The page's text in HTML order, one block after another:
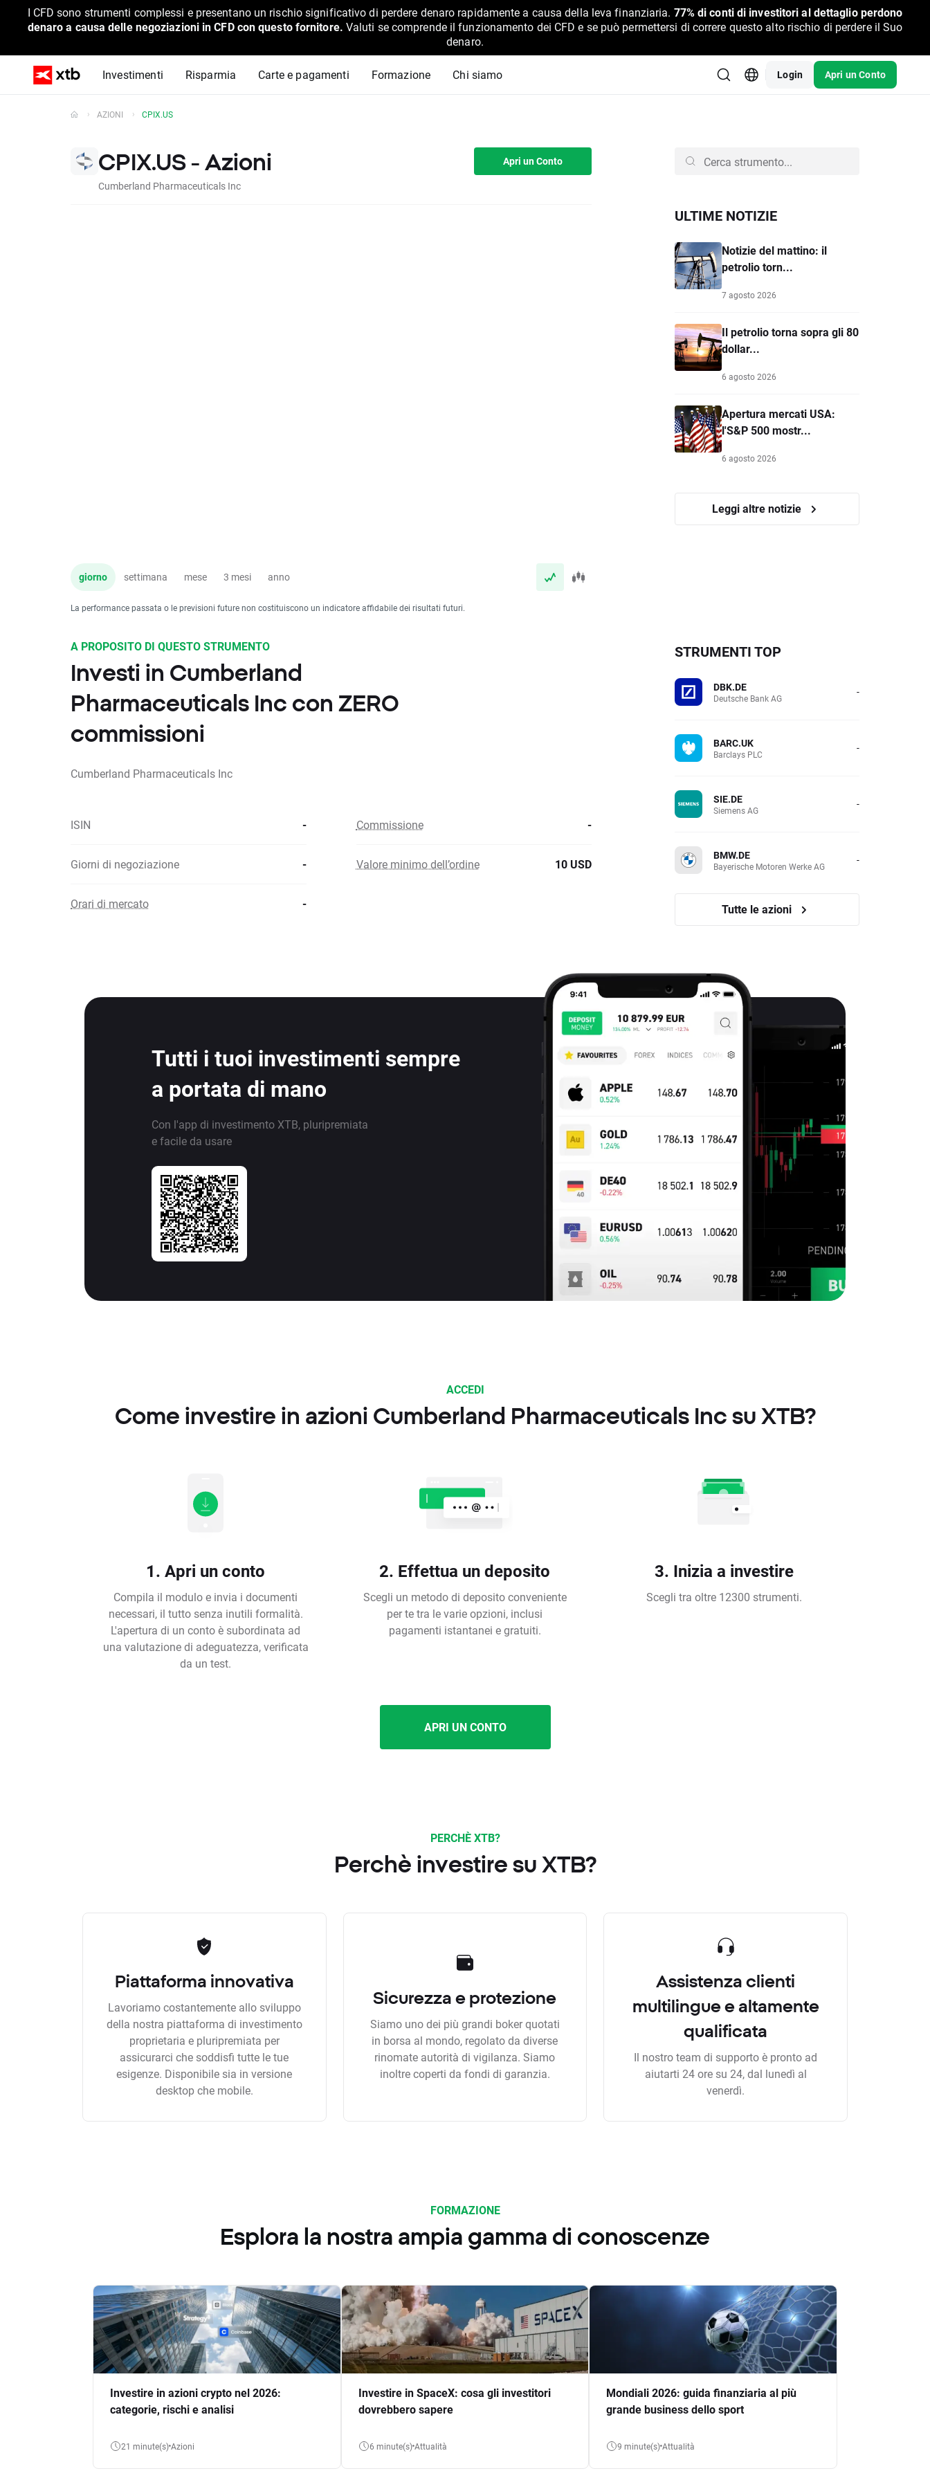
I CFD sono strumenti complessi e presentano un rischio significativo di perdere denaro rapidamente a causa della leva finanziaria. 77% di conti di investitori al dettaglio perdono
denaro a causa delle negoziazioni in CFD con questo fornitore. Valuti se comprende il funzionamento dei CFD e se può permettersi di correre questo alto rischio di perdere il Suo
denaro.
Investimenti Risparmia Carte e pagamenti Formazione Chi siamo Login Apri un Conto
AZIONI CPIX.US
CPIX.US - Azioni
Cumberland Pharmaceuticals Inc
Apri un Conto
giorno settimana mese 3 mesi anno
La performance passata o le previsioni future non costituiscono un indicatore affidabile dei risultati futuri.
ULTIME NOTIZIE
Notizie del mattino: il
petrolio torn...
7 agosto 2026
Il petrolio torna sopra gli 80
dollar...
6 agosto 2026
Apertura mercati USA:
l'S&P 500 mostr...
6 agosto 2026
Leggi altre notizie
A PROPOSITO DI QUESTO STRUMENTO
Investi in Cumberland
Pharmaceuticals Inc con ZERO
commissioni
Cumberland Pharmaceuticals Inc
ISIN - Commissione -
Giorni di negoziazione - Valore minimo dell’ordine 10 USD
Orari di mercato -
STRUMENTI TOP
DBK.DE
Deutsche Bank AG -
BARC.UK
Barclays PLC -
SIE.DE
Siemens AG -
BMW.DE
Bayerische Motoren Werke AG -
Tutte le azioni
Tutti i tuoi investimenti sempre
a portata di mano
Con l'app di investimento XTB, pluripremiata
e facile da usare
ACCEDI
Come investire in azioni Cumberland Pharmaceuticals Inc su XTB?
1. Apri un conto
Compila il modulo e invia i documenti
necessari, il tutto senza inutili formalità.
L'apertura di un conto è subordinata ad
una valutazione di adeguatezza, verificata
da un test.
2. Effettua un deposito
Scegli un metodo di deposito conveniente
per te tra le varie opzioni, inclusi
pagamenti istantanei e gratuiti.
3. Inizia a investire
Scegli tra oltre 12300 strumenti.
APRI UN CONTO
PERCHÈ XTB?
Perchè investire su XTB?
Piattaforma innovativa
Lavoriamo costantemente allo sviluppo
della nostra piattaforma di investimento
proprietaria e pluripremiata per
assicurarci che soddisfi tutte le tue
esigenze. Disponibile sia in versione
desktop che mobile.
Sicurezza e protezione
Siamo uno dei più grandi boker quotati
in borsa al mondo, regolato da diverse
rinomate autorità di vigilanza. Siamo
inoltre coperti da fondi di garanzia.
Assistenza clienti
multilingue e altamente
qualificata
Il nostro team di supporto è pronto ad
aiutarti 24 ore su 24, dal lunedì al
venerdì.
FORMAZIONE
Esplora la nostra ampia gamma di conoscenze
Investire in azioni crypto nel 2026:
categorie, rischi e analisi
21 minute(s) Azioni
Investire in SpaceX: cosa gli investitori
dovrebbero sapere
6 minute(s) Attualità
Mondiali 2026: guida finanziaria al più
grande business dello sport
9 minute(s) Attualità